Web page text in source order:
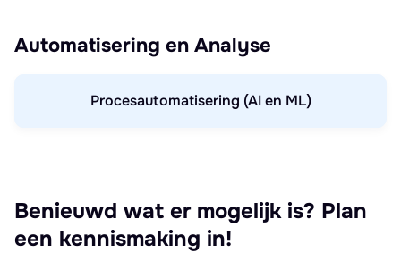
Automatisering en Analyse
Procesautomatisering (AI en ML)
Benieuwd wat er mogelijk is? Plan
een kennismaking in!